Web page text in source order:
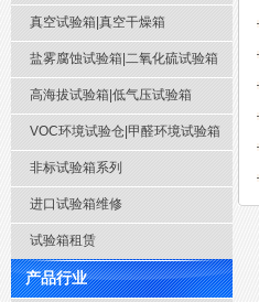
真空试验箱|真空干燥箱
盐雾腐蚀试验箱|二氧化硫试验箱
高海拔试验箱|低气压试验箱
VOC环境试验仓|甲醛环境试验箱
非标试验箱系列
进口试验箱维修
试验箱租赁
产品行业